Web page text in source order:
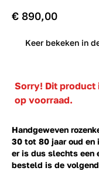
€ 890,00
Keer bekeken in
Sorry! Dit product
op voorraad.
Handgeweven
30 tot 80 jaar oud en
er is dus slechts een
besteld is de